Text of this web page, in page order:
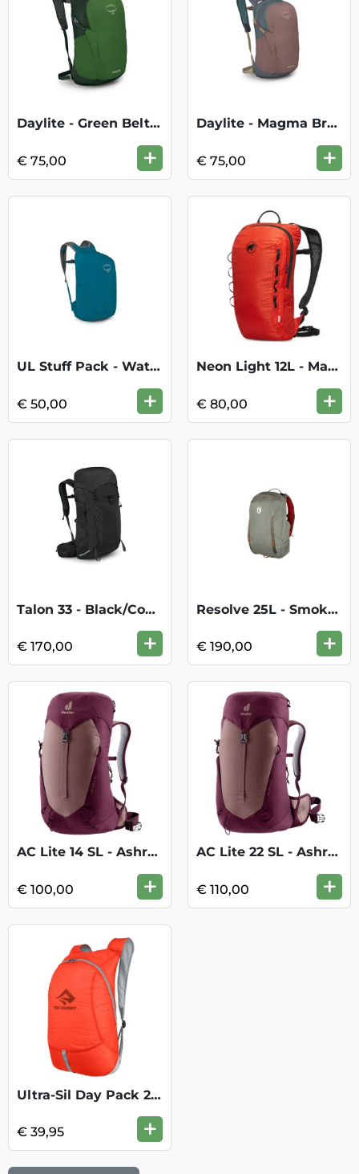
Daylite - Green Belt/Green Canopy
€ 75,00 +
Daylite - Magma Brown/Tungsten
€ 75,00 +
UL Stuff Pack - Waterfront Blue
€ 50,00 +
Neon Light 12L - Mammut Red
€ 80,00 +
Talon 33 - Black/Coal Grey
€ 170,00 +
Resolve 25L - Smokey Olive
€ 190,00 +
AC Lite 14 SL - Ashrose/Cassis
€ 100,00 +
AC Lite 22 SL - Ashrose/Cassis
€ 110,00 +
Ultra-Sil Day Pack 20L - Spicy Orange
€ 39,95 +